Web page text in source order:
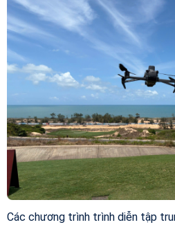
Các chương trình trình diễn tập